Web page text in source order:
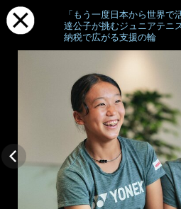
「もう一度日本から世界
達公子が挑むジュニアテニ
納税で広がる支援の輪